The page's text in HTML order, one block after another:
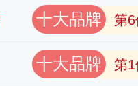
十大品牌 第6
十大品牌 第1